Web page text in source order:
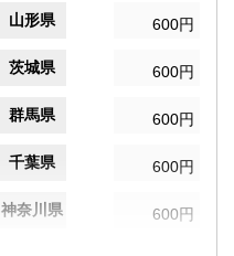
山形県 600円
茨城県 600円
群馬県 600円
千葉県 600円
神奈川県 600円